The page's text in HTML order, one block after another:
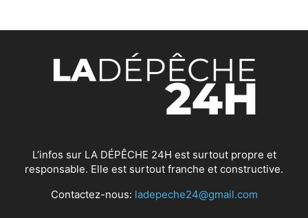
L’infos sur LA DÉPÊCHE 24H est surtout propre et
responsable. Elle est surtout franche et constructive.
Contactez-nous: ladepeche24@gmail.com